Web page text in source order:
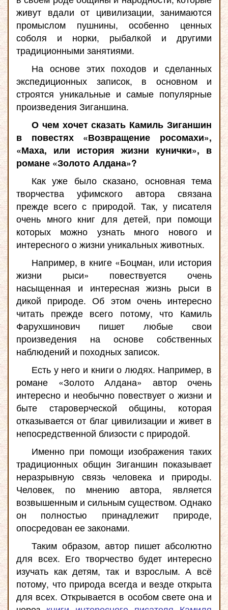
живут вдали от цивилизации, занимаются
промыслом пушнины, особенно ценных
соболя и норки, рыбалкой и другими
традиционными занятиями.
На основе этих походов и сделанных
экспедиционных записок, в основном и
строятся уникальные и самые популярные
произведения Зиганшина.
О чем хочет сказать Камиль Зиганшин
в повестях «Возвращение росомахи»,
«Маха, или история жизни кунички», в
романе «Золото Алдана»?
Как уже было сказано, основная тема
творчества уфимского автора связана
прежде всего с природой. Так, у писателя
очень много книг для детей, при помощи
которых можно узнать много нового и
интересного о жизни уникальных животных.
Например, в книге «Боцман, или история
жизни рыси» повествуется очень
насыщенная и интересная жизнь рыси в
дикой природе. Об этом очень интересно
читать прежде всего потому, что Камиль
Фарухшинович пишет любые свои
произведения на основе собственных
наблюдений и походных записок.
Есть у него и книги о людях. Например, в
романе «Золото Алдана» автор очень
интересно и необычно повествует о жизни и
быте староверческой общины, которая
отказывается от благ цивилизации и живет в
непосредственной близости с природой.
Именно при помощи изображения таких
традиционных общин Зиганшин показывает
неразрывную связь человека и природы.
Человек, по мнению автора, является
возвышенным и сильным существом. Однако
он полностью принадлежит природе,
опосредован ее законами.
Таким образом, автор пишет абсолютно
для всех. Его творчество будет интересно
изучать как детям, так и взрослым. А всё
потому, что природа всегда и везде открыта
для всех. Открывается в особом свете она и